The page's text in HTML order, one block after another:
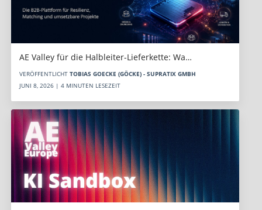
AE Valley für die Halbleiter-Lieferkette: Wa…
VERÖFFENTLICHT TOBIAS GOECKE (GÖCKE) - SUPRATIX GMBH
JUNI 8, 2026 | 4 MINUTEN LESEZEIT